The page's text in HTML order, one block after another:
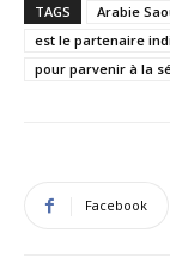
TAGS Arabie
est le partenaire
pour parvenir à la
Facebook